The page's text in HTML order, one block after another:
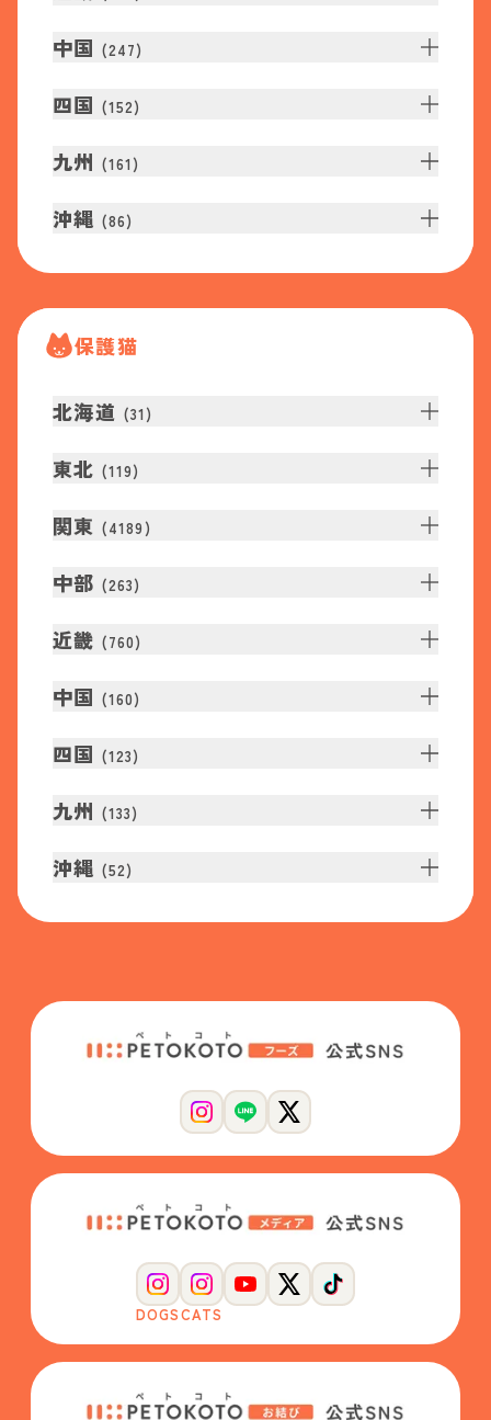
中国 (247)
四国 (152)
九州 (161 )
沖縄 (86)
保護猫
北海道 (31 )
東北 (119)
関東 (4189 )
中部 (263)
近畿 (760)
中国 (160)
四国 (123)
九州 (133)
沖縄 (52)
DOGSCATS